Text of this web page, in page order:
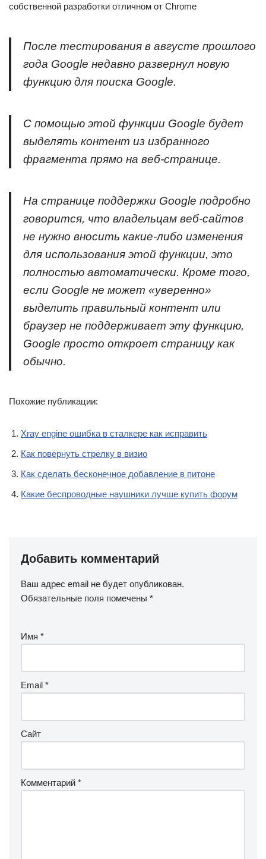
собственной разработки отличном от Chrome
После тестирования в августе прошлого
года Google недавно развернул новую
функцию для поиска Google.
С помощью этой функции Google будет
выделять контент из избранного
фрагмента прямо на веб-странице.
На странице поддержки Google подробно
говорится, что владельцам веб-сайтов
не нужно вносить какие-либо изменения
для использования этой функции, это
полностью автоматически. Кроме того,
если Google не может «уверенно»
выделить правильный контент или
браузер не поддерживает эту функцию,
Google просто откроет страницу как
обычно.
Похожие публикации:
Xray engine ошибка в сталкере как исправить
Как повернуть стрелку в визио
Как сделать бесконечное добавление в питоне
Какие беспроводные наушники лучше купить форум
Добавить комментарий
Ваш адрес email не будет опубликован.
Обязательные поля помечены *
Имя *
Email *
Сайт
Комментарий *